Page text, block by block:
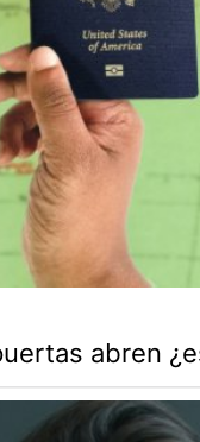
abren